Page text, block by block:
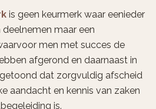
is geen keurmerk waar eenieder
maar een
men met succes de
afgerond en daarnaast in
dat zorgvuldig afscheid
aandacht en kennis van zaken
is.